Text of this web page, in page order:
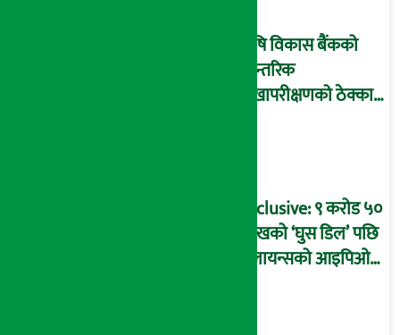
कृषि विकास बैंकको
आन्तरिक
लेखापरीक्षणको ठेक्का
आरोप !
Exclusive: ९ करोड ५०
लाखको ‘घुस डिल’ पछि
रिलायन्सको आइपिओ